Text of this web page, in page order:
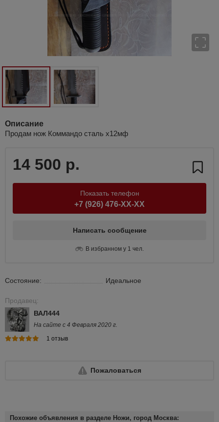
Описание
Продам нож Коммандо сталь х12мф
14 500 р.
Показать телефон
+7 (926) 476-XX-XX
Написать сообщение
В избранном у 1 чел.
Состояние: Идеальное
Продавец:
ВАЛ444
На сайте с 4 Февраля 2020 г.
1 отзыв
Пожаловаться
Похожие объявления в разделе Ножи, город Москва: